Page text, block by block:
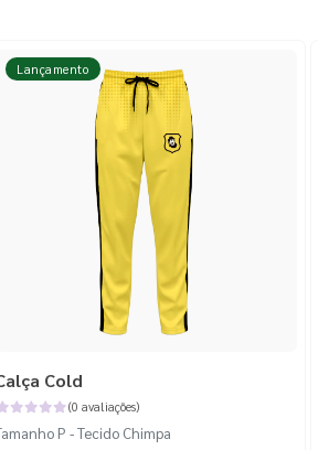
Lançamento
Cold
(0 avaliações)
P - Tecido Chimpa